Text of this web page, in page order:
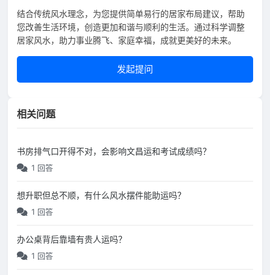
结合传统风水理念，为您提供简单易行的居家布局建议，帮助
您改善生活环境，创造更加和谐与顺利的生活。通过科学调整
居家风水，助力事业腾飞、家庭幸福，成就更美好的未来。
发起提问
相关问题
书房排气口开得不对，会影响文昌运和考试成绩吗？
1 回答
想升职但总不顺，有什么风水摆件能助运吗？
1 回答
办公桌背后靠墙有贵人运吗？
1 回答